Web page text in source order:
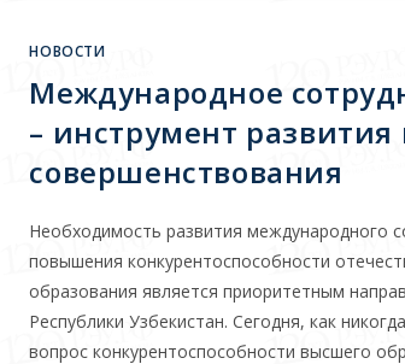
НОВОСТИ
Международное
– инструмент развития
совершенствования
Необходимость развития между­народного
повышения конкурентоспособ­ности
образова­ния является приоритетным
Республики Узбекистан. Сегодня, как
во­прос конкурентоспособности высшего